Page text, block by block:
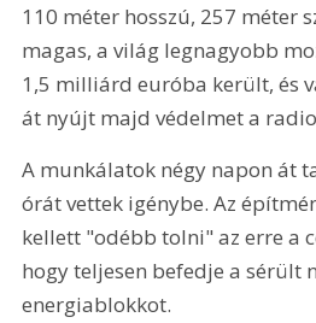
110 méter hosszú, 257 méter
magas, a világ legnagyobb
1,5 milliárd euróba került, és
át nyújt majd védelmet a
A munkálatok négy napon át
órát vettek igénybe. Az
kellett "odébb tolni" az erre a
hogy teljesen befedje a sérült
energiablokkot.